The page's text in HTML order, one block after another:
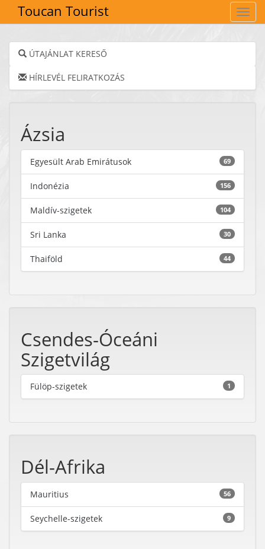
Toucan Tourist
ÚTAJÁNLAT KERESŐ
HÍRLEVÉL FELIRATKOZÁS
Ázsia
69
Egyesült Arab Emirátusok
156
Indonézia
104
Maldív-szigetek
30
Sri Lanka
44
Thaiföld
Csendes-Óceáni
Szigetvilág
1
Fülöp-szigetek
Dél-Afrika
56
Mauritius
9
Seychelle-szigetek